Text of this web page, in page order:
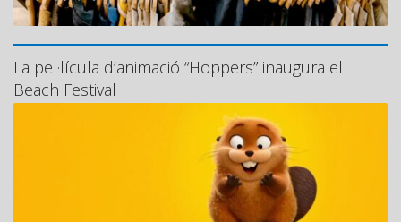
La pel·lícula d’animació “Hoppers” inaugura el
Beach Festival